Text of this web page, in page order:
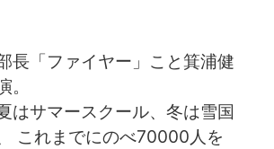
長「ファイヤー」こと箕浦健
はサマースクール、冬は雪国
これまでにのべ70000人を